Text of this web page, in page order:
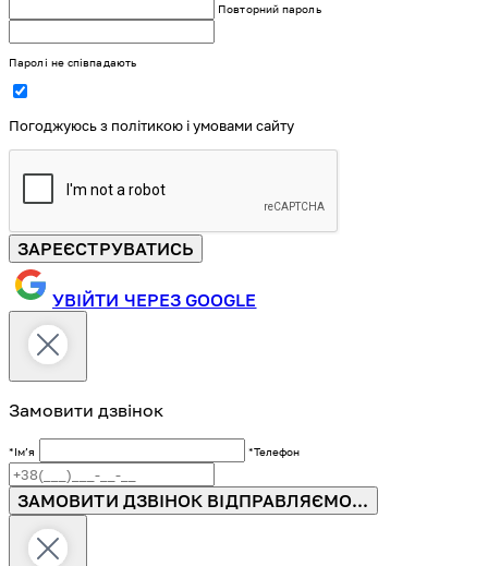
Повторний пароль
Паролі не співпадають
Погоджуюсь з політикою і умовами сайту
ЗАРЕЄСТРУВАТИСЬ
УВІЙТИ ЧЕРЕЗ GOOGLE
Замовити дзвінок
*Імʼя *Телефон
ЗАМОВИТИ ДЗВІНОК ВІДПРАВЛЯЄМО...